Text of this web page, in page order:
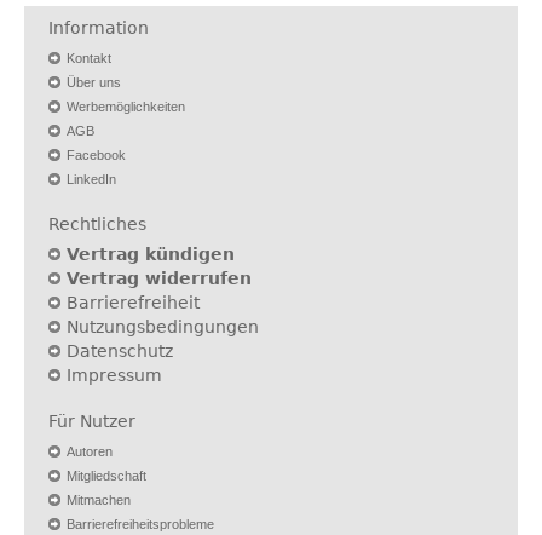
Information
Kontakt
Über uns
Werbemöglichkeiten
AGB
Facebook
LinkedIn
Rechtliches
Vertrag kündigen
Vertrag widerrufen
Barrierefreiheit
Nutzungsbedingungen
Datenschutz
Impressum
Für Nutzer
Autoren
Mitgliedschaft
Mitmachen
Barrierefreiheitsprobleme